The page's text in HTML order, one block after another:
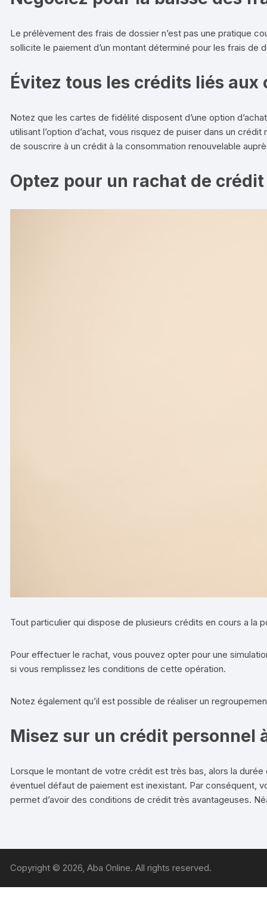
Le prélèvement des frais de dossier n’est pas une pratique
sollicite le paiement d’un montant déterminé pour les frais de
Évitez tous les crédits liés aux
Notez que les cartes de fidélité disposent d’une option
utilisant l’option d’achat, vous risquez de puiser dans un
de souscrire à un crédit à la consommation renouvelable
Optez pour un rachat de crédit
Tout particulier qui dispose de plusieurs crédits en cours a
Pour effectuer le rachat, vous pouvez opter pour une
si vous remplissez les conditions de cette opération.
Notez également qu’il est possible de réaliser un
Misez sur un crédit personnel
Lorsque le montant de votre crédit est très bas, alors la
éventuel défaut de paiement est inexistant. Par conséquent,
permet d’avoir des conditions de crédit très avantageuses.
Copyright © 2026, Aba Online. All rights reserved.